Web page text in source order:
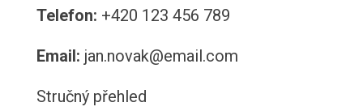
Telefon: +420 123 456 789
Email: jan.novak@email.com
Stručný přehled